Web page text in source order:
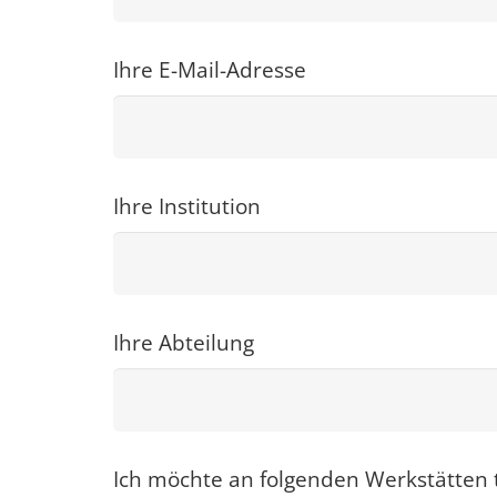
Ihre E-Mail-Adresse
Ihre Institution
Ihre Abteilung
Ich möchte an folgenden